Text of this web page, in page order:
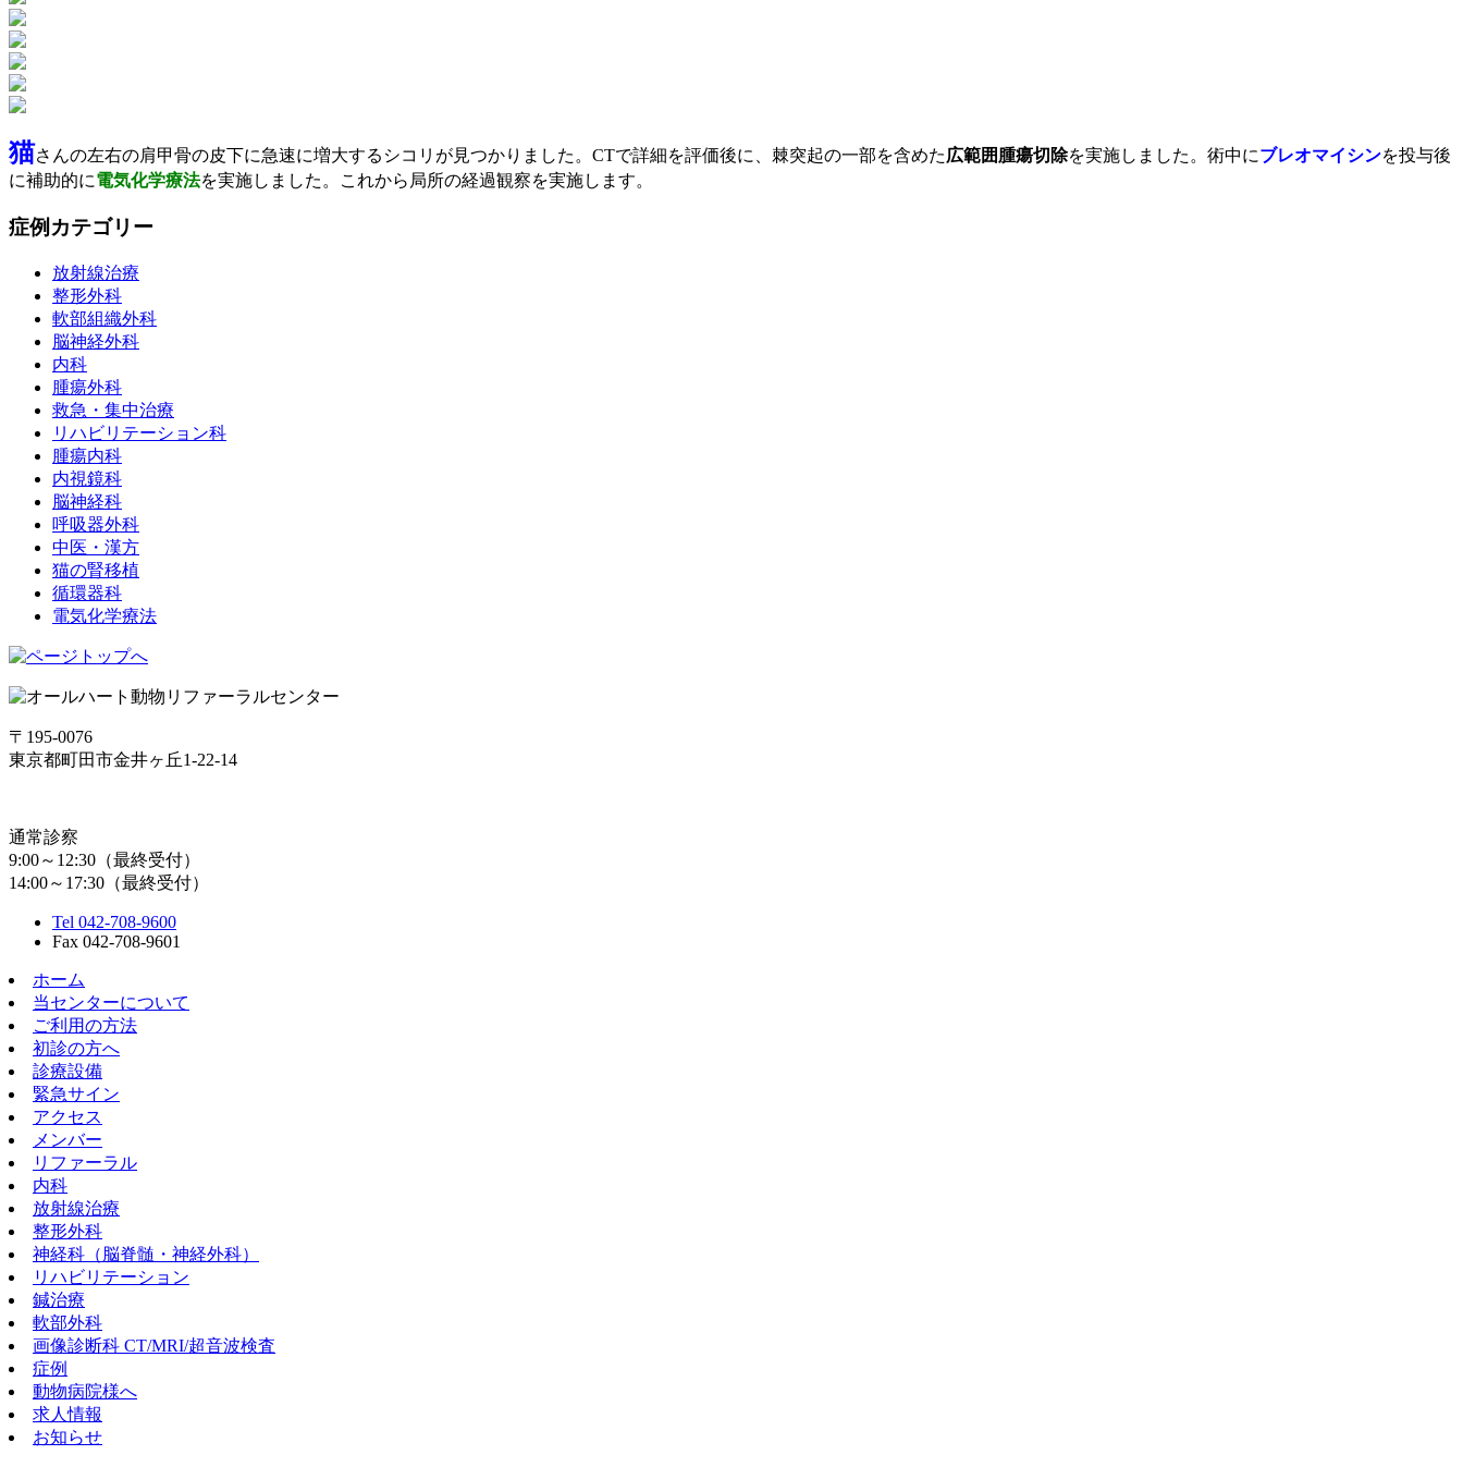
猫さんの左右の肩甲骨の皮下に急速に増大するシコリが見つかりました。CTで詳細を評価後に、棘突起の一部を含めた広範囲腫瘍切除を実施しました。術中にブレオマイシンを投与後
に補助的に電気化学療法を実施しました。これから局所の経過観察を実施します。
症例カテゴリー
放射線治療
整形外科
軟部組織外科
脳神経外科
内科
腫瘍外科
救急・集中治療
リハビリテーション科
腫瘍内科
内視鏡科
脳神経科
呼吸器外科
中医・漢方
猫の腎移植
循環器科
電気化学療法
〒195-0076
東京都町田市金井ヶ丘1-22-14
通常診察
9:00～12:30（最終受付）
14:00～17:30（最終受付）
Tel 042-708-9600
Fax 042-708-9601
ホーム
当センターについて
ご利用の方法
初診の方へ
診療設備
緊急サイン
アクセス
メンバー
リファーラル
内科
放射線治療
整形外科
神経科（脳脊髄・神経外科）
リハビリテーション
鍼治療
軟部外科
画像診断科 CT/MRI/超音波検査
症例
動物病院様へ
求人情報
お知らせ